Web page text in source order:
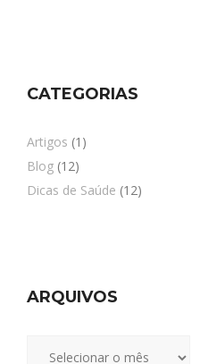
CATEGORIAS
Artigos (1)
Blog (12)
Dicas de Saúde (12)
ARQUIVOS